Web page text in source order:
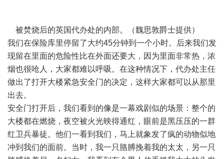
被焚烧后的英国代办处的内部。（魏思敦爵士提供）
我们在保险库里停留了大约45分钟到一个小时。后来我们发
现留在里面的危险性比在外面还要大，因为里面非常热，浓
烟也很呛人，大家都难以呼吸。在这种情况下，代办处主任
做出了打开大楼紧急安全门的决定，这样大家都可以从那里
出去。
安全门打开后，我们看到的像是一幕戏剧似的场景：整个的
大楼都在燃烧，夜空被火光映得通红，眼前是黑压压的一群
红卫兵暴徒。他们一看到我们，马上就象发了疯的动物似地
冲到我们的面前。当时，我一只胳膊挽着我的太太，另一只